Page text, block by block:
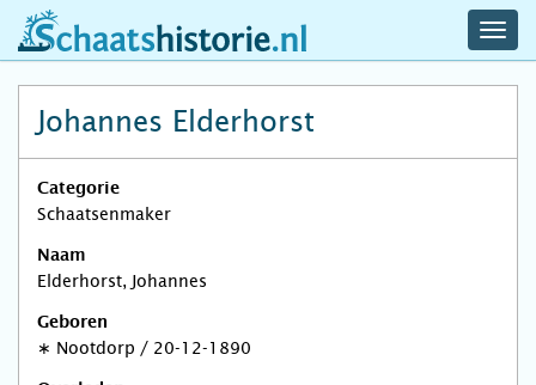
schaatshistorie.nl
Johannes Elderhorst
Categorie
Schaatsenmaker
Naam
Elderhorst, Johannes
Geboren
∗ Nootdorp / 20-12-1890